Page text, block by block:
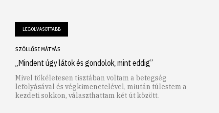
LEGOLVASOTTABB
SZÖLLŐSI MÁTYÁS
„Mindent úgy látok és gondolok, mint eddig”
Mivel tökéletesen tisztában voltam a betegség
lefolyásával és végkimenetelével, miután túlestem a
kezdeti sokkon, választhattam két út között.